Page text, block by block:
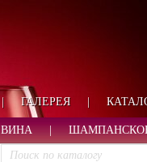
| ГАЛЕРЕЯ |
ВИНА